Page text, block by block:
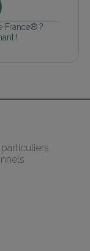
France® ?
!